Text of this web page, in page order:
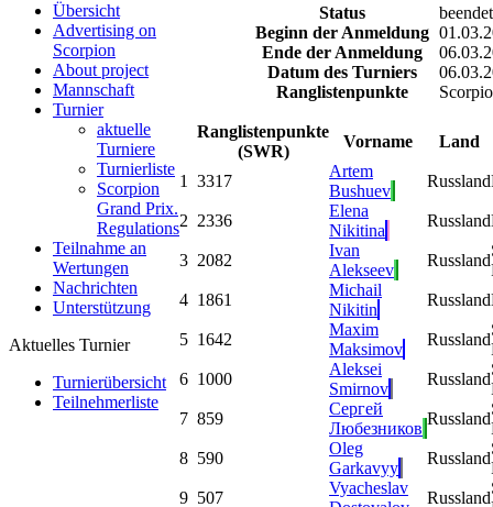
Übersicht
Advertising on
Scorpion
About project
Mannschaft
Turnier
aktuelle
Turniere
Turnierliste
Scorpion
Grand Prix.
Regulations
Teilnahme an
Wertungen
Nachrichten
Unterstützung
Aktuelles Turnier
Turnierübersicht
Teilnehmerliste
Status
beendet
Beginn der Anmeldung
Ende der Anmeldung
Datum des Turniers
Ranglistenpunkte
Ranglistenpunkte
(SWR)
Vorname Land
1 3317
Artem
Bushuev
Russland
2 2336
Elena
Nikitina
Russland
3 2082
Ivan
Alekseev
Russland
4 1861
Michail
Nikitin
Russland
5 1642
Maxim
Maksimov
Russland
6 1000
Aleksei
Smirnov
Russland
7 859
Сергей
Любезников
Russland
8 590
Oleg
Garkavyy
Russland
9 507
Vyacheslav
Russland